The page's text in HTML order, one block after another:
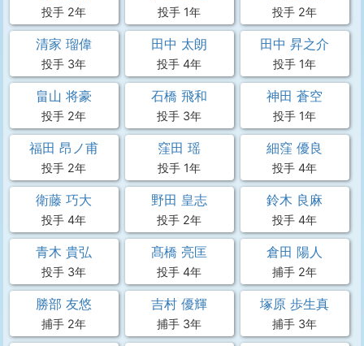
投手 2年 投手 1年 投手 2年
清家 瑠偉
投手 3年
田中 太朗
投手 4年
田中 昇之介
投手 1年
畠山 将豪
投手 2年
石橋 飛和
投手 3年
神田 蒼空
投手 1年
福田 昂ノ甫
投手 2年
窪田 瑶
投手 1年
細窪 優良
投手 4年
衛藤 巧大
投手 4年
野田 皇志
投手 2年
鈴木 良麻
投手 4年
青木 貴弘
投手 3年
髙橋 亮匡
投手 4年
倉田 陽人
捕手 2年
勝部 友悠
捕手 2年
吉村 優輝
捕手 3年
塚原 歩生真
捕手 3年